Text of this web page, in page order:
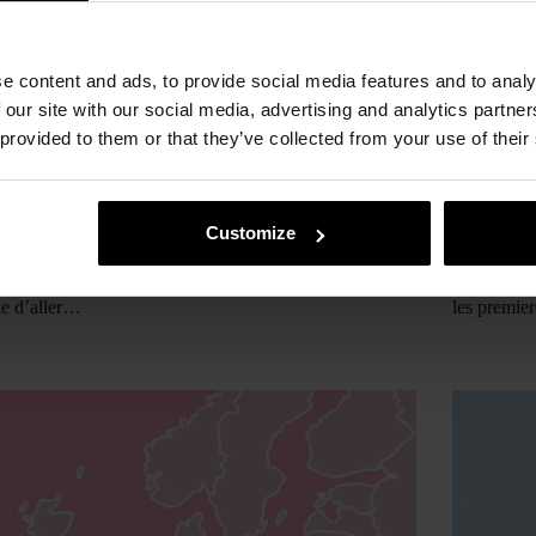
content and ads, to provide social media features and to
site with our social media, advertising and analytics
to them or that they’ve collected from your use of
Customize
In Conseils Temps de lecture 8 min
sont les meilleures crèmes solaires en 2026 ?
les meilleures crèmes solaires pour accompagner
C’est normal, non ? Le beau temps arrive, on
d’aller…
In
Les 5
Notre
née pour
produits
pourquoi,
les